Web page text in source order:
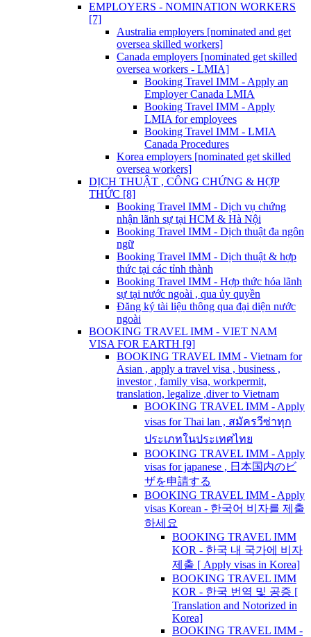
EMPLOYERS - NOMINATION WORKERS
[7]
Australia employers [nominated and get
oversea skilled workers]
Canada employers [nominated get skilled
oversea workers - LMIA]
Booking Travel IMM - Apply an
Employer Canada LMIA
Booking Travel IMM - Apply
LMIA for employees
Booking Travel IMM - LMIA
Canada Procedures
Korea employers [nominated get skilled
oversea workers]
DỊCH THUẬT , CÔNG CHỨNG & HỢP
THỨC [8]
Booking Travel IMM - Dịch vụ chứng
nhận lãnh sự tại HCM & Hà Nội
Booking Travel IMM - Dịch thuật đa ngôn
ngữ
Booking Travel IMM - Dịch thuật & hợp
thức tại các tỉnh thành
Booking Travel IMM - Hợp thức hóa lãnh
sự tại nước ngoài , qua ủy quyền
Đăng ký tài liệu thông qua đại diện nước
ngoài
BOOKING TRAVEL IMM - VIET NAM
VISA FOR EARTH [9]
BOOKING TRAVEL IMM - Vietnam for
Asian , apply a travel visa , business ,
investor , family visa, workpermit,
translation, legalize ,diver to Vietnam
BOOKING TRAVEL IMM - Apply
visas for Thai lan , สมัครวีซ่าทุก
ประเภทในประเทศไทย
BOOKING TRAVEL IMM - Apply
visas for japanese , 日本国内のビ
ザを申請する
BOOKING TRAVEL IMM - Apply
visas Korean - 한국어 비자를 제출
하세요
BOOKING TRAVEL IMM
KOR - 한국 내 국가에 비자
제출 [ Apply visas in Korea]
BOOKING TRAVEL IMM
KOR - 한국 번역 및 공증 [
Translation and Notorized in
Korea]
BOOKING TRAVEL IMM -